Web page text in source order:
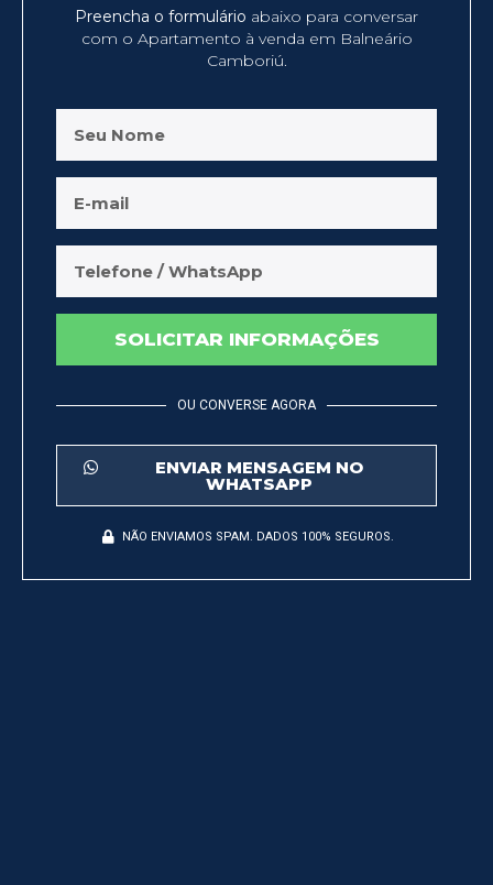
Preencha o formulário abaixo para conversar
com o Apartamento à venda em Balneário
Camboriú.
SOLICITAR INFORMAÇÕES
OU CONVERSE AGORA
ENVIAR MENSAGEM NO
WHATSAPP
NÃO ENVIAMOS SPAM. DADOS 100% SEGUROS.